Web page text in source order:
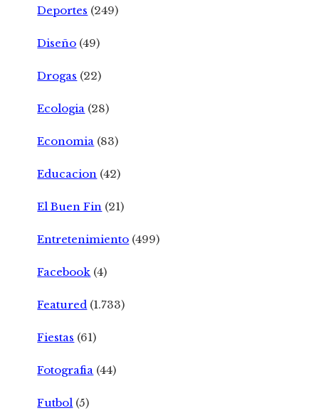
Deportes (249)
Diseño (49)
Drogas (22)
Ecologia (28)
Economia (83)
Educacion (42)
El Buen Fin (21)
Entretenimiento (499)
Facebook (4)
Featured (1.733)
Fiestas (61)
Fotografia (44)
Futbol (5)